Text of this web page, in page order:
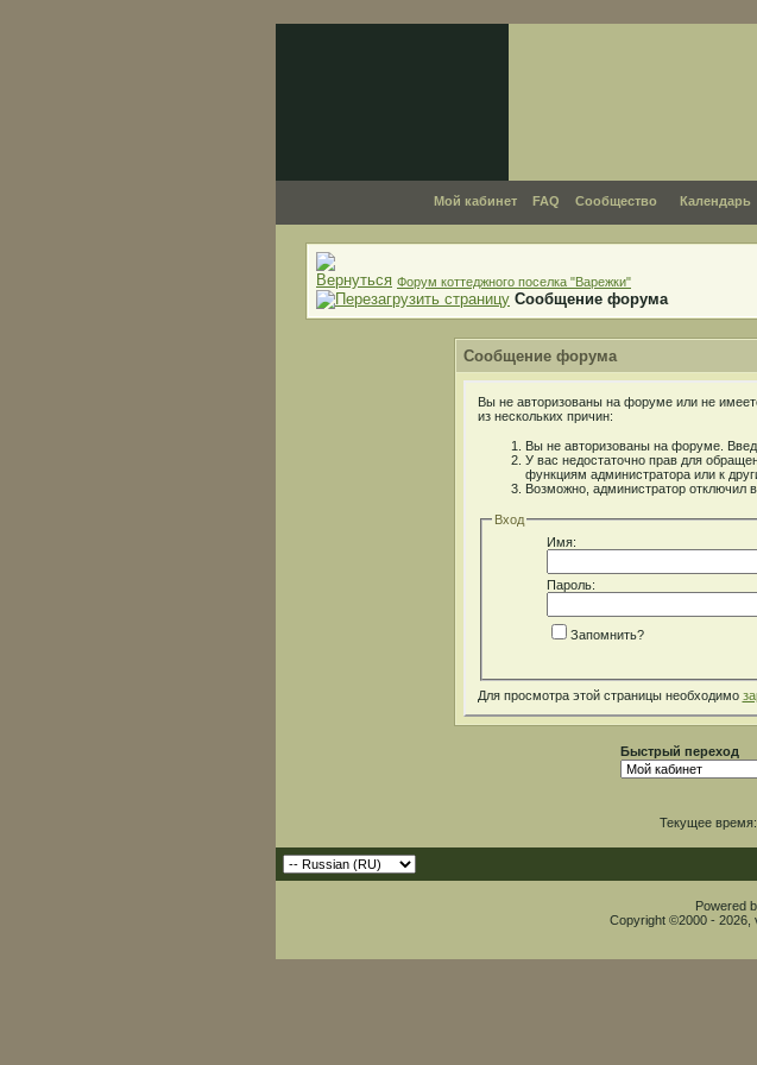
Мой кабинет FAQ Сообщество Календарь
Форум коттеджного поселка "Варежки"
Сообщение форума
Сообщение форума
Вы не авторизованы на форуме или не
из нескольких причин:
Вы не авторизованы на форуме.
У вас недостаточно прав для
функциям администратора или к
Возможно, администратор отключил
Вход
Имя:
Пароль:
Запомнить?
Для просмотра этой страницы необходимо
Быстрый переход
Текущее время:
Powered
Copyright ©2000 - 2026,